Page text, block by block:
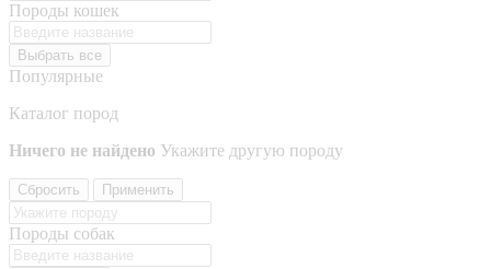
Породы кошек
Выбрать все
Популярные
Каталог пород
Ничего не найдено Укажите другую породу
Сбросить Применить
Породы собак